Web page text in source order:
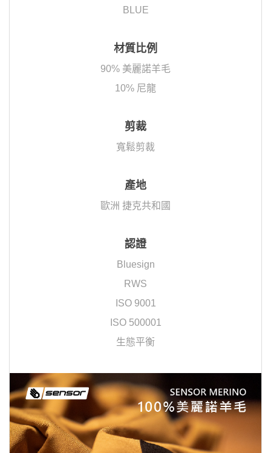
BLUE
材質比例
90% 美麗諾羊毛
10% 尼龍
剪裁
寬鬆剪裁
產地
歐洲 捷克共和國
認證
Bluesign
RWS
ISO 9001
ISO 500001
生態平衡